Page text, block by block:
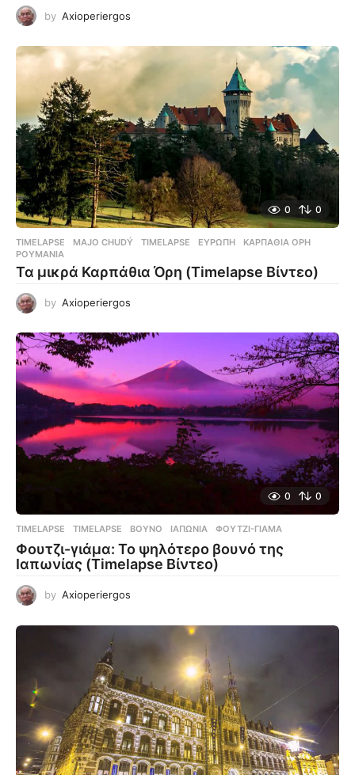
by Axioperiergos
0 0
TIMELAPSE MAJO CHUDÝ ,TIMELAPSE ,ΕΥΡΏΠΗ ,ΚΑΡΠΆΘΙΑ ΌΡΗ
ΡΟΥΜΑΝΊΑ
Τα μικρά Καρπάθια Όρη (Timelapse Βίντεο)
by Axioperiergos
0 0
TIMELAPSE TIMELAPSE ,ΒΟΥΝΌ ,ΙΑΠΩΝΊΑ ,ΦΟΥΤΖΙ-ΓΙΆΜΑ
Φουτζι-γιάμα: Το ψηλότερο βουνό της
Ιαπωνίας (Timelapse Βίντεο)
by Axioperiergos